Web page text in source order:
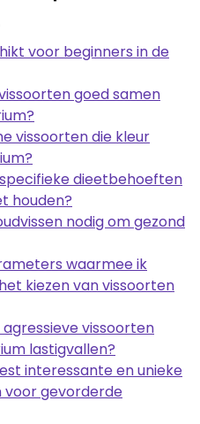
voor beginners in de
goed samen
vissoorten die kleur
dieetbehoeften
houden?
nodig om gezond
waarmee ik
kiezen van vissoorten
vissoorten
lastigvallen?
interessante en unieke
voor gevorderde